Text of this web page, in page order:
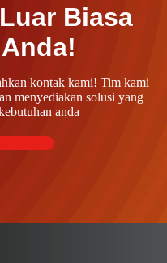
Biasa
kontak kami! Tim kami
menyediakan solusi yang
anda